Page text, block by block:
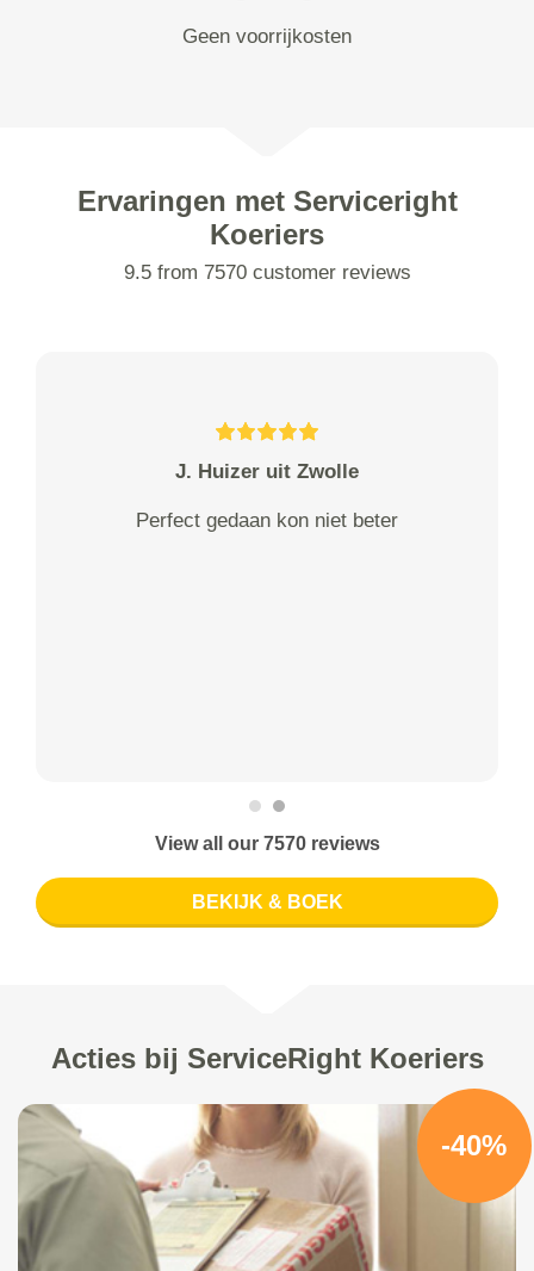
Geen voorrijkosten
Ervaringen met Serviceright
Koeriers
9.5 from 7570 customer reviews
J. Huizer uit Zwolle
Perfect gedaan kon niet beter
View all our 7570 reviews
BEKIJK & BOEK
Acties bij ServiceRight Koeriers
-40%